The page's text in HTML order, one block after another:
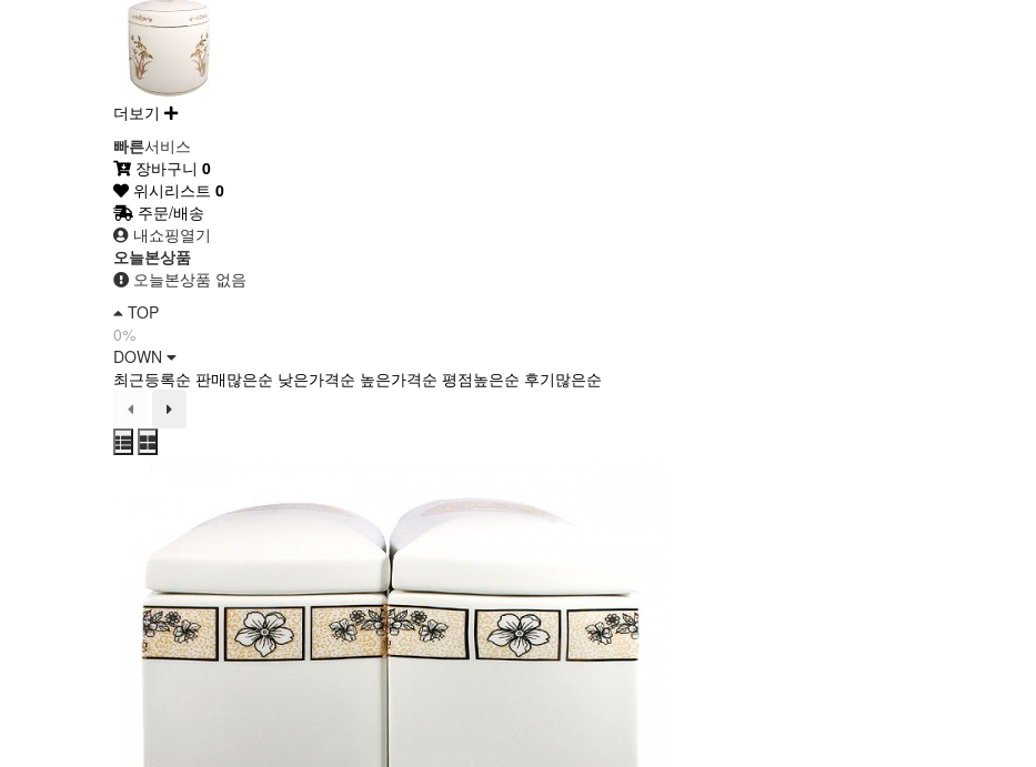
더보기
빠른서비스
장바구니 0
위시리스트 0
주문/배송
내쇼핑열기
오늘본상품
오늘본상품 없음
TOP
0%
DOWN
최근등록순 판매많은순 낮은가격순 높은가격순 평점높은순 후기많은순